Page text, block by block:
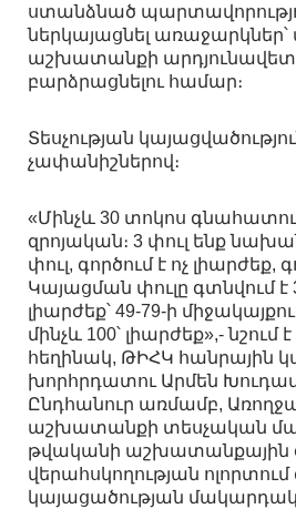
ստանձնած
ներկայացնել առաջարկներ՝
աշխատանքի
բարձրացնելու համար։
Տեսչության
չափանիշներով։
«Մինչև 30 տոկոս
զրոյական։ 3 փուլ ենք
փուլ, գործում է ոչ լիարժեք,
Կայացման փուլը գտնվում է
լիարժեք՝ 49-79-ի
մինչև 100՝ լիարժեք»,-
հեղինակ, ԹԻՀԿ հանրային
խորհրդատու Արմեն
Ընդհանուր առմամբ,
աշխատանքի տեսչական
թվականի աշխատանքային
վերահսկողության ոլորտում
կայացածության